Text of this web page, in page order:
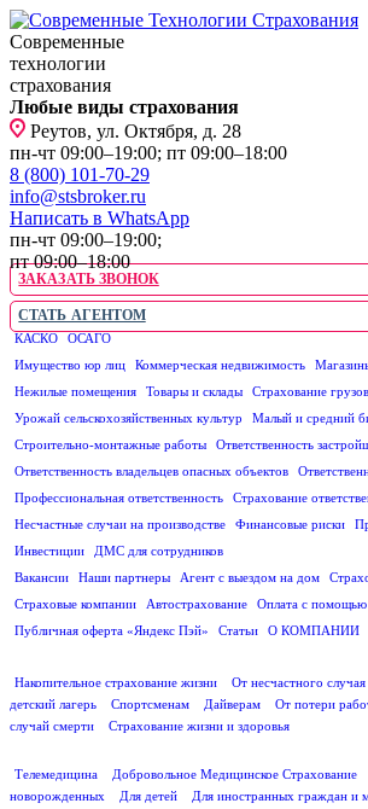
Современные
технологии
страхования
Любые виды страхования
Реутов, ул. Октября, д. 28
пн-чт 09:00–19:00; пт 09:00–18:00
8 (800) 101-70-29
info@stsbroker.ru
Написать в WhatsApp
пн-чт 09:00–19:00;
пт 09:00–18:00
ЗАКАЗАТЬ ЗВОНОК
СТАТЬ АГЕНТОМ
КАСКО ОСАГО
Имущество юр лиц
Коммерческая недвижимость
Нежилые помещения
Товары и склады
Страхование грузов
Урожай сельскохозяйственных культур
Малый и средний
Строительно-монтажные работы
Ответственность
Ответственность владельцев опасных объектов
Профессиональная ответственность
Страхование
Несчастные случаи на производстве
Финансовые риски
Инвестиции
ДМС для сотрудников
Вакансии
Наши партнеры Агент с выездом на дом
Страховые компании
Автострахование
Оплата с
Публичная оферта «Яндекс Пэй»
Статьи О КОМПАНИИ
Накопительное страхование жизни
От несчастного случая
детский лагерь
Спортсменам Дайверам От потери
случай смерти
Страхование жизни и здоровья
Телемедицина
Добровольное Медицинское Страхование
новорожденных
Для детей Для иностранных граждан и